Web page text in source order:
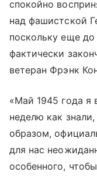
спокойно
над фашистской
поскольку еще до
фактически
ветеран Фрэнк
«Май 1945 года я
неделю как
образом,
для нас
особенного,